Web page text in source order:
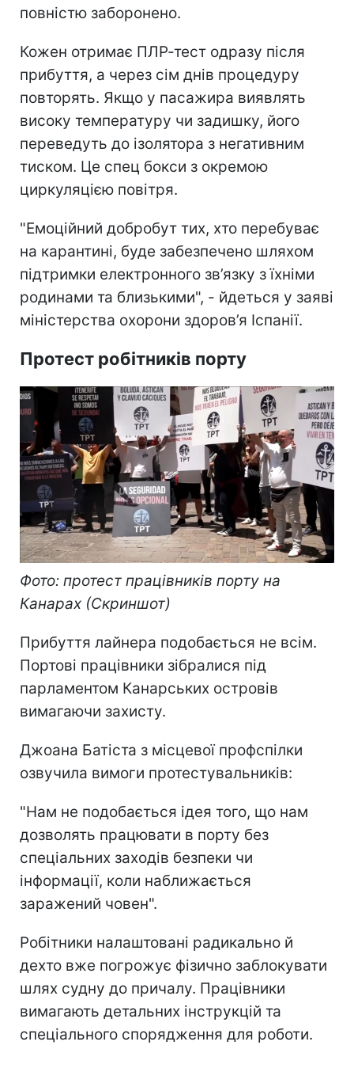
повністю заборонено.
Кожен отримає ПЛР-тест одразу після
прибуття, а через сім днів процедуру
повторять. Якщо у пасажира виявлять
високу температуру чи задишку, його
переведуть до ізолятора з негативним
тиском. Це спец бокси з окремою
циркуляцією повітря.
"Емоційний добробут тих, хто перебуває
на карантині, буде забезпечено шляхом
підтримки електронного зв’язку з їхніми
родинами та близькими", - йдеться у заяві
міністерства охорони здоров’я Іспанії.
Протест робітників порту
Фото: протест працівників порту на
Канарах (Скриншот)
Прибуття лайнера подобається не всім.
Портові працівники зібралися під
парламентом Канарських островів
вимагаючи захисту.
Джоана Батіста з місцевої профспілки
озвучила вимоги протестувальників:
"Нам не подобається ідея того, що нам
дозволять працювати в порту без
спеціальних заходів безпеки чи
інформації, коли наближається
заражений човен".
Робітники налаштовані радикально й
дехто вже погрожує фізично заблокувати
шлях судну до причалу. Працівники
вимагають детальних інструкцій та
спеціального спорядження для роботи.